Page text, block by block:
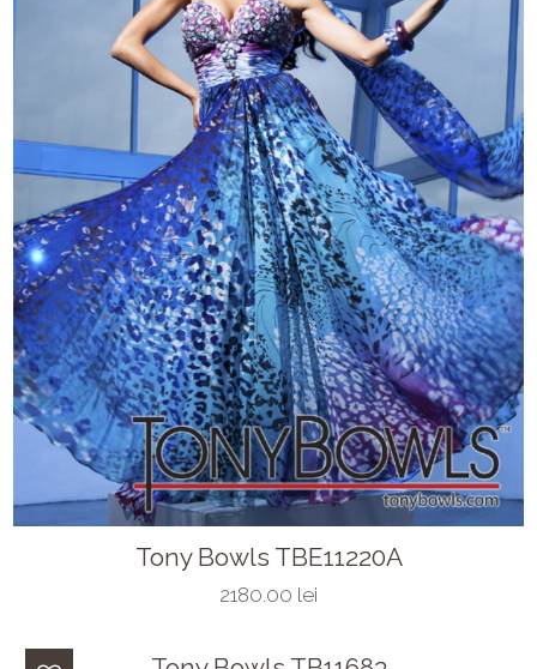
Tony Bowls TBE11220A
2180.00 lei